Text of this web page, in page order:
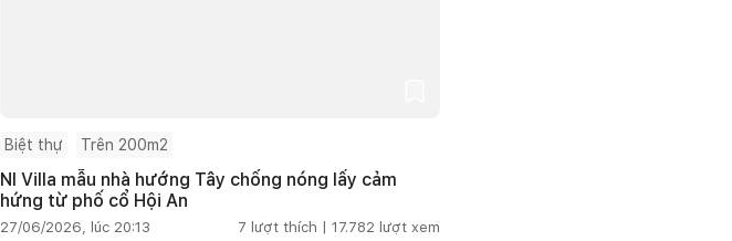
Biệt thự Trên 200m2
NI Villa mẫu nhà hướng Tây chống nóng lấy cảm
hứng từ phố cổ Hội An
27/06/2026, lúc 20:13 7 lượt thích | 17.782 lượt xem